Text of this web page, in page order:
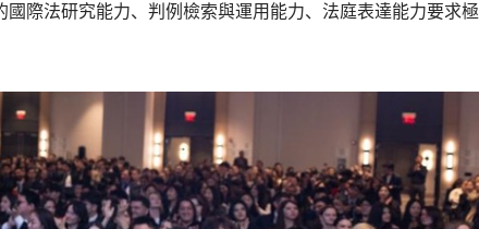
際法研究能力、判例檢索與運用能力、法庭表達能力要求極